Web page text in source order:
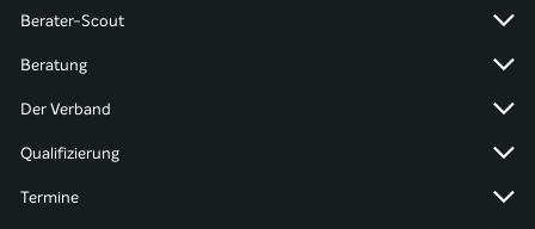
Berater-Scout
Beratung
Der Verband
Qualifizierung
Termine